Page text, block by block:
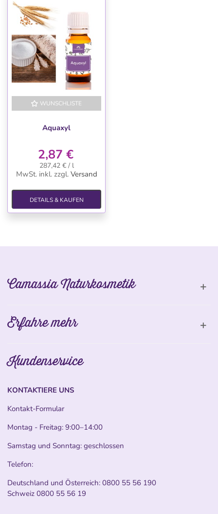
WUNSCHLISTE
Aquaxyl
2,87 €
287,42 € / l
MwSt. inkl. zzgl. Versand
DETAILS & KAUFEN
Camassia Naturkosmetik
Erfahre mehr
Kundenservice
KONTAKTIERE UNS
Kontakt-Formular
Montag - Freitag: 9:00–14:00
Samstag und Sonntag: geschlossen
Telefon:
Deutschland und Österreich: 0800 55 56 190
Schweiz 0800 55 56 19